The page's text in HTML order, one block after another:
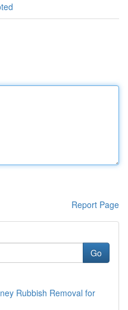
Report Page
Go
Rubbish Removal for